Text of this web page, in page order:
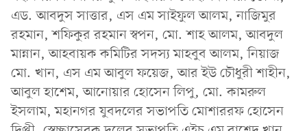
এড. আবদুস সাত্তার, এস এম সাইফুল আলম, নাজিমুর
রহমান, শফিকুর রহমান স্বপন, মো. শাহ আলম, আবদুল
মান্নান, আহবায়ক কমিটির সদস্য মাহবুব আলম, নিয়াজ
মো. খান, এস এম আবুল ফয়েজ, আর ইউ চৌধুরী শাহীন,
আবুল হাশেম, আনোয়ার হোসেন লিপু, মো. কামরুল
ইসলাম, মহানগর যুবদলের সভাপতি মোশাররফ হোসেন